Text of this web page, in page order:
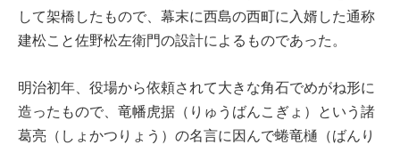
して架橋したもので、幕末に西島の西町に入婿した通称
建松こと佐野松左衛門の設計によるものであった。
明治初年、役場から依頼されて大きな角石でめがね形に
造ったもので、竜幡虎据（りゅうばんこぎょ）という諸
葛亮（しょかつりょう）の名言に因んで蜷竜樋（ばんり